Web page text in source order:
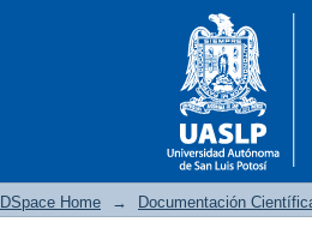
DSpace Home → Documentación